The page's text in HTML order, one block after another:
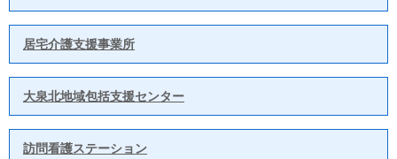
居宅介護支援事業所
大泉北地域包括支援センター
訪問看護ステーション